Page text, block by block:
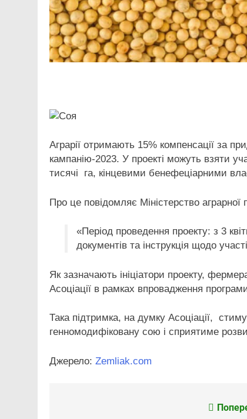
Аграрії отримають 15% компенсації за
кампанію-2023. У проекті можуть взяти
тисячі га, кінцевими бенефеціарними
Про це повідомляє Міністерство аграрної
«Період проведення проекту: з 3
документів та інструкція щодо
Як зазначають ініціатори проекту,
Асоціації в рамках впровадження
Така підтримка, на думку Асоціації,
генномодифіковану сою і сприятиме
Джерело: Zemliak.com